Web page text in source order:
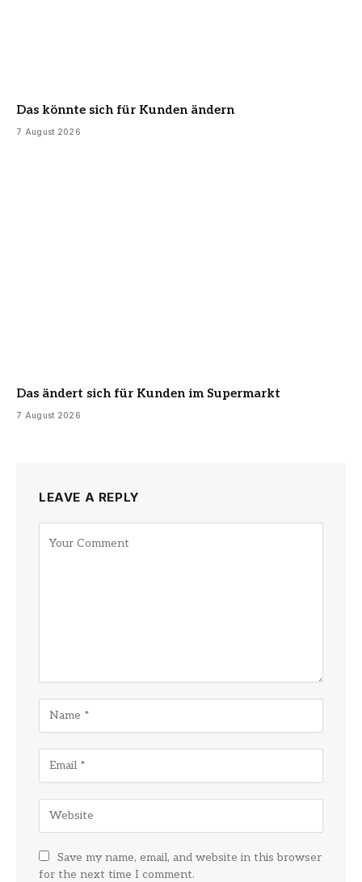
Das könnte sich für Kunden ändern
7 August 2026
Das ändert sich für Kunden im Supermarkt
7 August 2026
LEAVE A REPLY
Save my name, email, and website in this browser
for the next time I comment.